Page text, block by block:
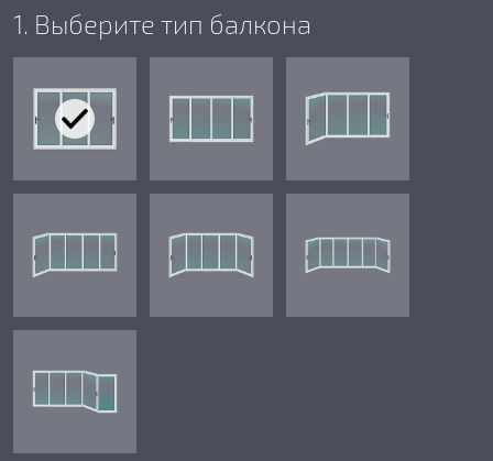
1. Выберите тип балкона